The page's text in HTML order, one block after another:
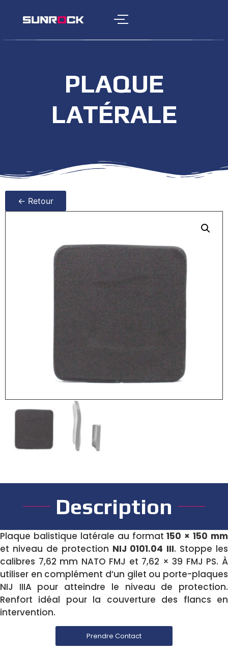
PLAQUE
LATÉRALE
← Retour
Description
Plaque balistique latérale au format150 × 150 mm
et niveau de protection NIJ 0101.04 III. Stoppe les
calibres 7,62 mm NATO FMJ et 7,62 × 39 FMJ PS. À
utiliser en complément d’un gilet ou porte-plaques
NIJ IIIA pour atteindre le niveau de protection.
Renfort idéal pour la couverture des flancs en
intervention.
Prendre Contact